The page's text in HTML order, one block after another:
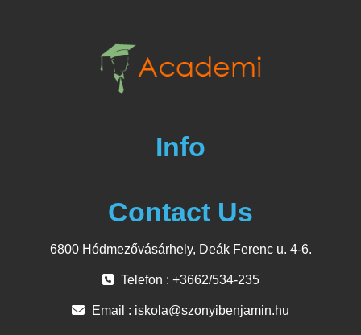
Info
Contact Us
6800 Hódmezővásárhely, Deák Ferenc u. 4-6.
Telefon : +3662/534-235
Email : iskola@szonyibenjamin.hu